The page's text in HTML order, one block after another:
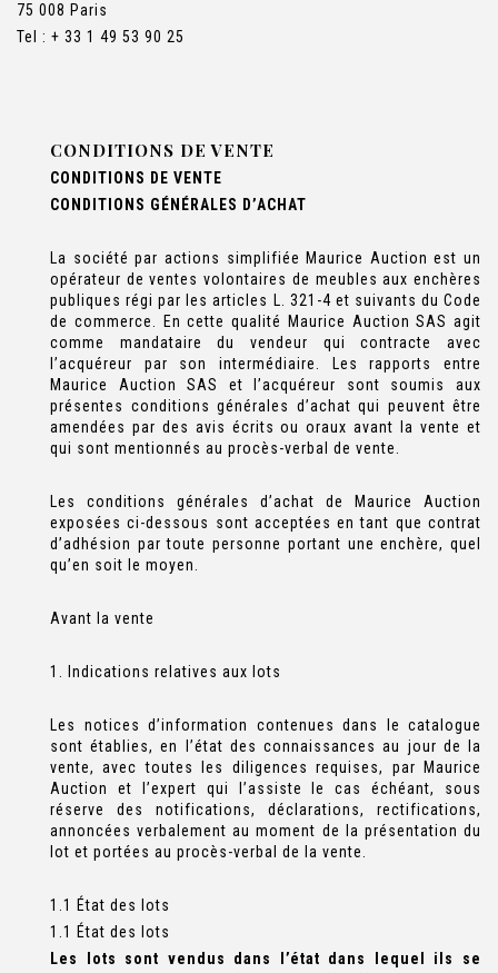
75 008 Paris
Tel : + 33 1 49 53 90 25
CONDITIONS DE VENTE
CONDITIONS DE VENTE
CONDITIONS GÉNÉRALES D’ACHAT
La société par actions simplifiée Maurice Auction est un
opérateur de ventes volontaires de meubles aux enchères
publiques régi par les articles L. 321-4 et suivants du Code
de commerce. En cette qualité Maurice Auction SAS agit
comme mandataire du vendeur qui contracte avec
l’acquéreur par son intermédiaire. Les rapports entre
Maurice Auction SAS et l’acquéreur sont soumis aux
présentes conditions générales d’achat qui peuvent être
amendées par des avis écrits ou oraux avant la vente et
qui sont mentionnés au procès-verbal de vente.
Les conditions générales d’achat de Maurice Auction
exposées ci-dessous sont acceptées en tant que contrat
d’adhésion par toute personne portant une enchère, quel
qu’en soit le moyen.
Avant la vente
1. Indications relatives aux lots
Les notices d’information contenues dans le catalogue
sont établies, en l’état des connaissances au jour de la
vente, avec toutes les diligences requises, par Maurice
Auction et l’expert qui l’assiste le cas échéant, sous
réserve des notifications, déclarations, rectifications,
annoncées verbalement au moment de la présentation du
lot et portées au procès-verbal de la vente.
1.1 État des lots
1.1 État des lots
Les lots sont vendus dans l’état dans lequel ils se